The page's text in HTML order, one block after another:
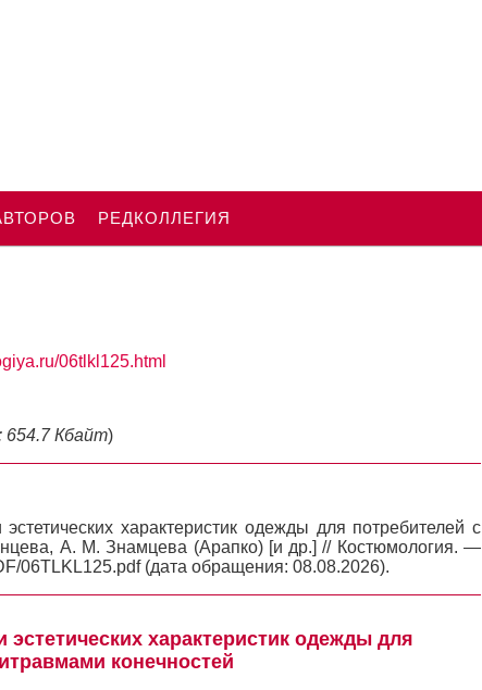
РЕДКОЛЛЕГИЯ
06tlkl125.html
654.7 Кбайт)
характеристик одежды для потребителей с
А. М. Знамцева (Арапко) [и др.] // Костюмология. —
(дата обращения: 08.08.2026).
характеристик одежды для
конечностей